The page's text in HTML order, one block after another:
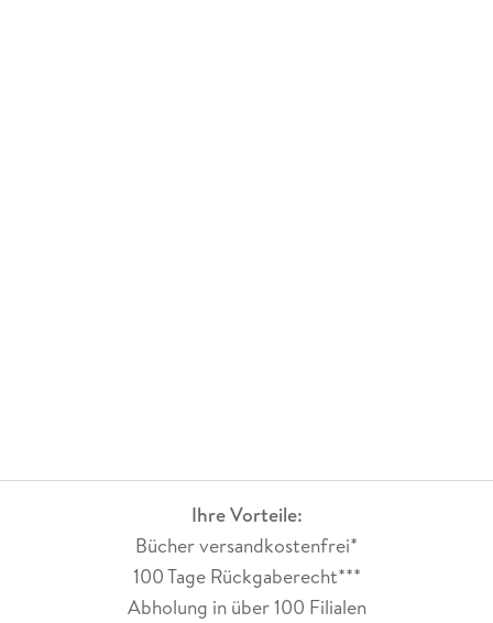
Ihre Vorteile:
Bücher versandkostenfrei*
100 Tage Rückgaberecht***
Abholung in über 100 Filialen